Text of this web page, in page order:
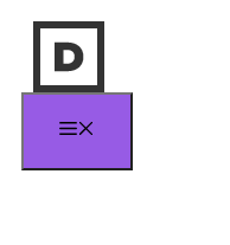
Saltar
contenido